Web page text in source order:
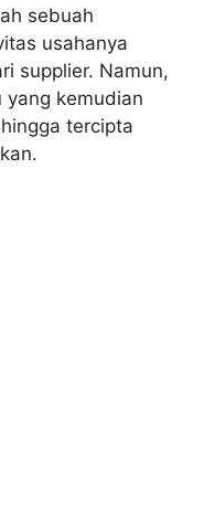
sebuah
usahanya
supplier. Namun,
yang kemudian
tercipta